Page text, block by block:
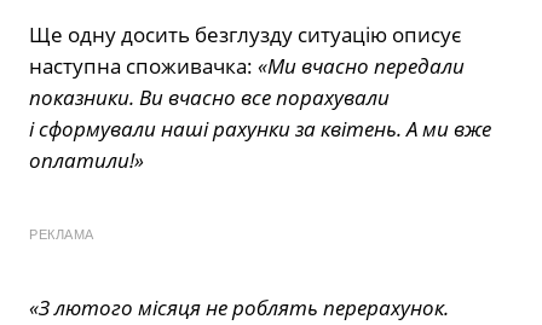
Ще одну досить безглузду ситуацію описує
наступна споживачка: «Ми вчасно передали
показники. Ви вчасно все порахували
і сформували наші рахунки за квітень. А ми вже
оплатили!»
РЕКЛАМА
«З лютого місяця не роблять перерахунок.